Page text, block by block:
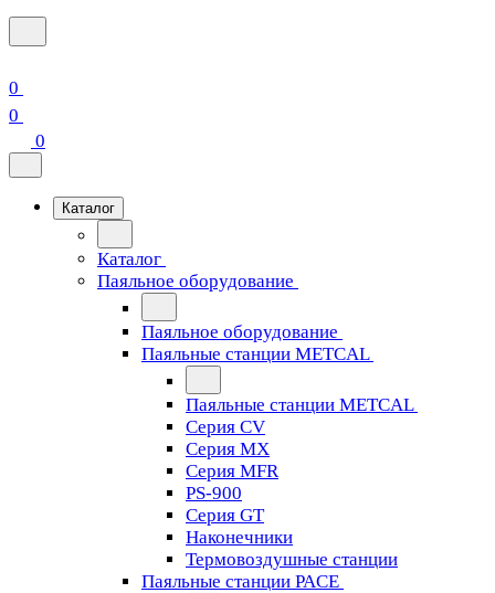
0
0
0
Каталог
Каталог
Паяльное оборудование
Паяльное оборудование
Паяльные станции METCAL
Паяльные станции METCAL
Серия CV
Серия MX
Серия MFR
PS-900
Серия GT
Наконечники
Термовоздушные станции
Паяльные станции PACE